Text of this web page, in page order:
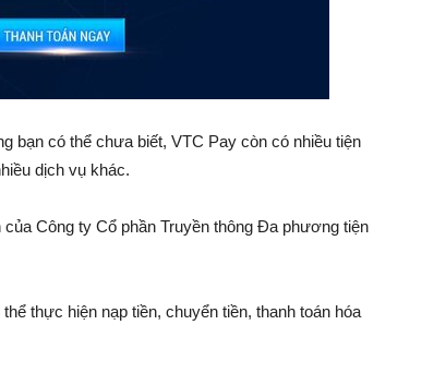
bạn có thể chưa biết, VTC Pay còn có nhiều tiện
dịch vụ khác.
Công ty Cổ phần Truyền thông Đa phương tiện
thực hiện nạp tiền, chuyển tiền, thanh toán hóa